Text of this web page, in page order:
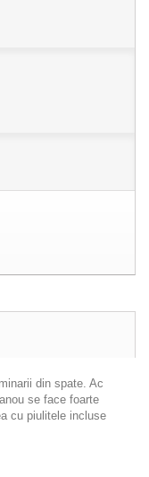
din spate. Ac
se face foarte
cu piulitele incluse